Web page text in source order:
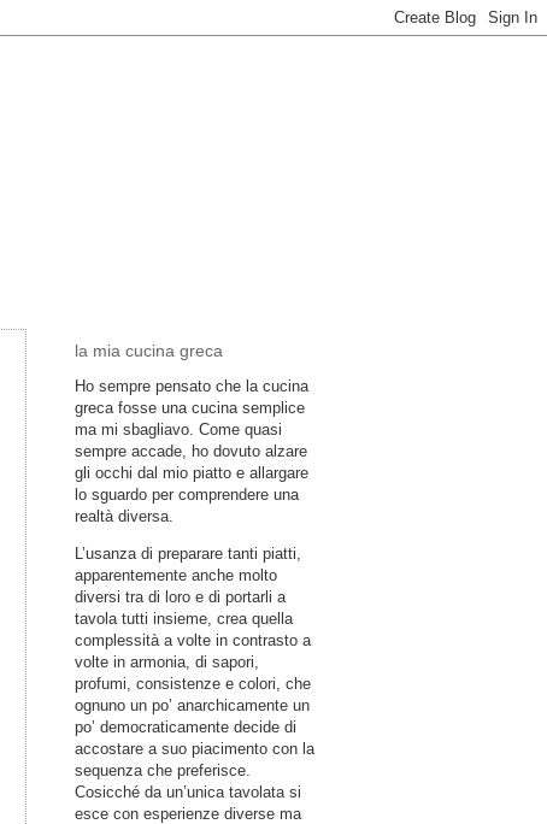
la mia cucina greca
Ho sempre pensato che la cucina
greca fosse una cucina semplice
ma mi sbagliavo. Come quasi
sempre accade, ho dovuto alzare
gli occhi dal mio piatto e allargare
lo sguardo per comprendere una
realtà diversa.
L’usanza di preparare tanti piatti,
apparentemente anche molto
diversi tra di loro e di portarli a
tavola tutti insieme, crea quella
complessità a volte in contrasto a
volte in armonia, di sapori,
profumi, consistenze e colori, che
ognuno un po’ anarchicamente un
po’ democraticamente decide di
accostare a suo piacimento con la
sequenza che preferisce.
Cosicché da un’unica tavolata si
esce con esperienze diverse ma